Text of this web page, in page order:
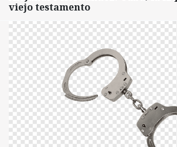
viejo testamento